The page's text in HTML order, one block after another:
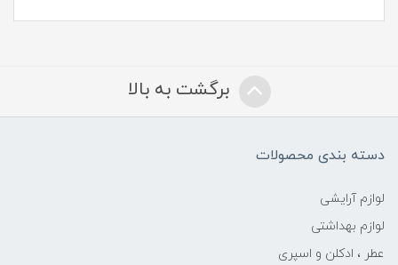
برگشت به بالا
دسته بندی محصولات
لوازم آرایشی
لوازم بهداشتی
عطر ، ادکلن و اسپری